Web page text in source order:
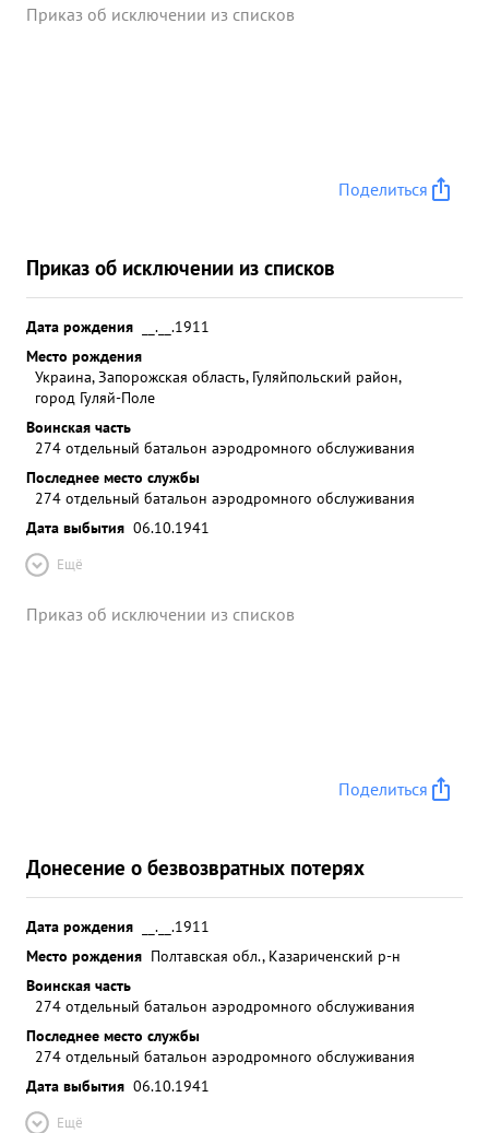
Приказ об исключении из списков
Поделиться
Приказ об исключении из списков
Дата рождения
__.__.1911
Место рождения
Украина, Запорожская область, Гуляйпольский район,
город Гуляй-Поле
Воинская часть
274 отдельный батальон аэродромного обслуживания
Последнее место службы
274 отдельный батальон аэродромного обслуживания
Дата выбытия 06.10.1941
Ещё
Приказ об исключении из списков
Поделиться
Донесение о безвозвратных потерях
Дата рождения
__.__.1911
Место рождения Полтавская обл., Казариченский р-н
Воинская часть
274 отдельный батальон аэродромного обслуживания
Последнее место службы
274 отдельный батальон аэродромного обслуживания
Дата выбытия 06.10.1941
Ещё